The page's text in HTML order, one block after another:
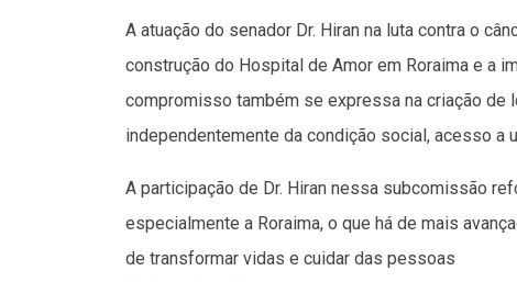
A atuação do senador Dr. Hiran na luta contra o
construção do Hospital de Amor em Roraima e a
compromisso também se expressa na criação
independentemente da condição social, acesso a
A participação de Dr. Hiran nessa subcomissão
especialmente a Roraima, o que há de mais
de transformar vidas e cuidar das pessoas